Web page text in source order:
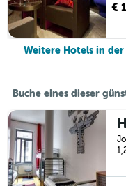
€
Weitere Hotels in der
Buche eines dieser